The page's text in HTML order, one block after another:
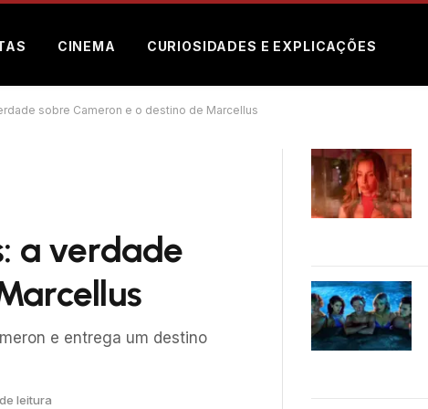
CINEMA CURIOSIDADES E EXPLICAÇÕES
sobre Cameron e o destino de Marcellus
a verdade
e entrega um destino
leitura